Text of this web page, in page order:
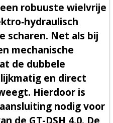
een robuuste wielvrije
scharen. Net als bij
mechanische
de dubbele
en direct
Hierdoor is
nodig voor
de GT-DSH 4.0. De